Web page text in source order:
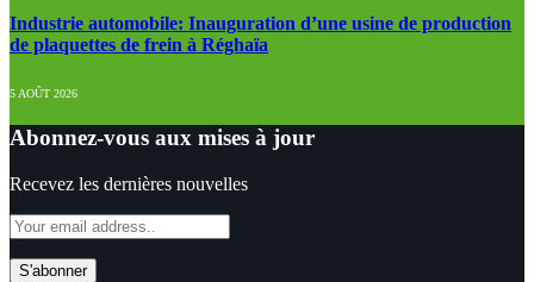
Industrie automobile: Inauguration d’une usine de production
de plaquettes de frein à Réghaïa
5 AOÛT 2026
Abonnez-vous aux mises à jour
Recevez les dernières nouvelles